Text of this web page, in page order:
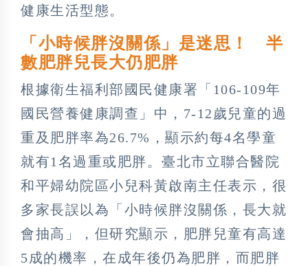
健康生活型態。
「小時候胖沒關係」是迷思！ 半
數肥胖兒長大仍肥胖
根據衛生福利部國民健康署「106-109年
國民營養健康調查」中，7-12歲兒童的過
重及肥胖率為26.7%，顯示約每4名學童
就有1名過重或肥胖。臺北市立聯合醫院
和平婦幼院區小兒科黃啟南主任表示，很
多家長誤以為「小時候胖沒關係，長大就
會抽高」，但研究顯示，肥胖兒童有高達
5成的機率，在成年後仍為肥胖，而肥胖